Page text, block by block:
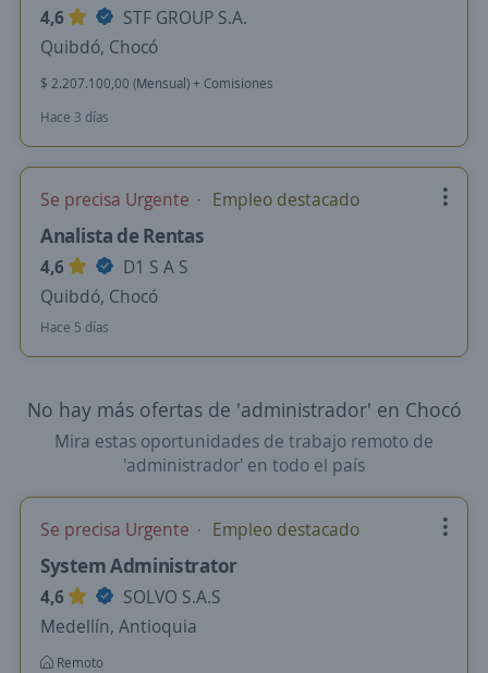
4,6
STF GROUP S.A.
Quibdó, Chocó
$ 2.207.100,00 (Mensual) + Comisiones
Hace 3 días
Se precisa Urgente Empleo destacado
Analista de Rentas
4,6
D1 S A S
Quibdó, Chocó
Hace 5 días
No hay más ofertas de 'administrador' en Chocó
Mira estas oportunidades de trabajo remoto de
'administrador' en todo el país
Se precisa Urgente Empleo destacado
System Administrator
4,6
SOLVO S.A.S
Medellín, Antioquia
Remoto